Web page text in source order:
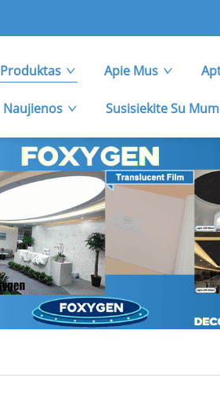
Produktas Apie Mus
Naujienos Susisiekite Su